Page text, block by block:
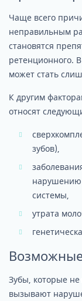
Чаще всего
неправильным
становятся
ретенционного.
может стать
К другим
относят
зубов),
нарушению
системы,
утрата
Зубы, которые не
вызывают